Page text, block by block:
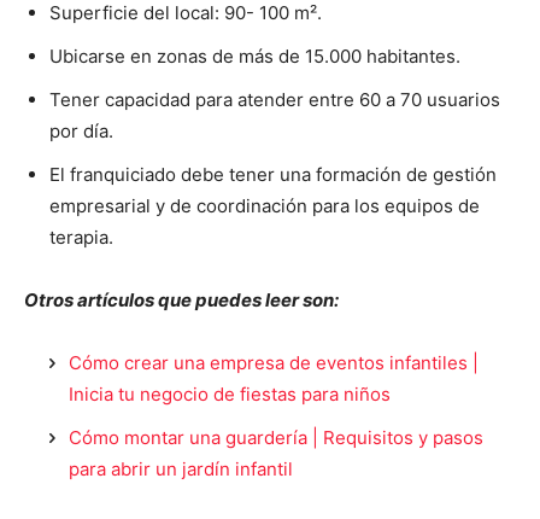
Superficie del local: 90- 100 m².
Ubicarse en zonas de más de 15.000 habitantes.
Tener capacidad para atender entre 60 a 70 usuarios
por día.
El franquiciado debe tener una formación de gestión
empresarial y de coordinación para los equipos de
terapia.
Otros artículos que puedes leer son:
Cómo crear una empresa de eventos infantiles |
Inicia tu negocio de fiestas para niños
Cómo montar una guardería | Requisitos y pasos
para abrir un jardín infantil